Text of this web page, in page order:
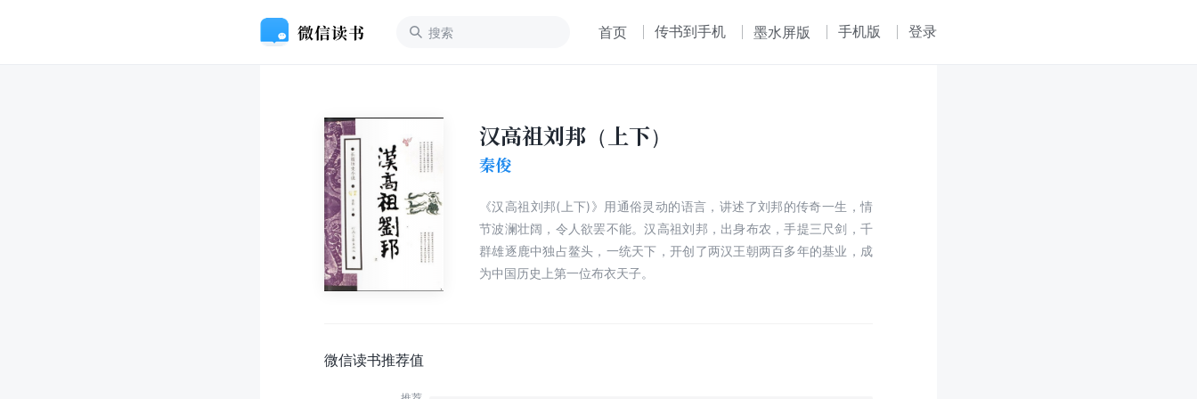
首页 传书到手机 墨水屏版 手机版 登录
汉高祖刘邦（上下）
秦俊
《汉高祖刘邦(上下)》用通俗灵动的语言，讲述了刘邦的传奇一生，情
节波澜壮阔，令人欲罢不能。汉高祖刘邦，出身布农，手提三尺剑，千
群雄逐鹿中独占鳌头，一统天下，开创了两汉王朝两百多年的基业，成
为中国历史上第一位布衣天子。
微信读书推荐值